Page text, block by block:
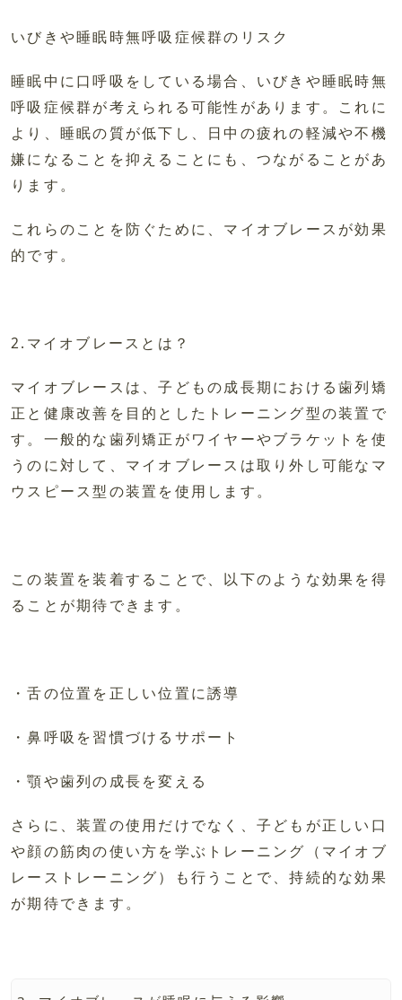
いびきや睡眠時無呼吸症候群のリスク
睡眠中に口呼吸をしている場合、いびきや睡眠時無
呼吸症候群が考えられる可能性があります。これに
より、睡眠の質が低下し、日中の疲れの軽減や不機
嫌になることを抑えることにも、つながることがあ
ります。
これらのことを防ぐために、マイオブレースが効果
的です。
2.マイオブレースとは？
マイオブレースは、子どもの成長期における歯列矯
正と健康改善を目的としたトレーニング型の装置で
す。一般的な歯列矯正がワイヤーやブラケットを使
うのに対して、マイオブレースは取り外し可能なマ
ウスピース型の装置を使用します。
この装置を装着することで、以下のような効果を得
ることが期待できます。
・舌の位置を正しい位置に誘導
・鼻呼吸を習慣づけるサポート
・顎や歯列の成長を変える
さらに、装置の使用だけでなく、子どもが正しい口
や顔の筋肉の使い方を学ぶトレーニング（マイオブ
レーストレーニング）も行うことで、持続的な効果
が期待できます。